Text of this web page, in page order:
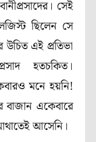
সেই
ছিলেন সে
এই প্রতিভা
হতচকিত।
মনে হয়নি!
বাজান একেবারে
আসেনি।